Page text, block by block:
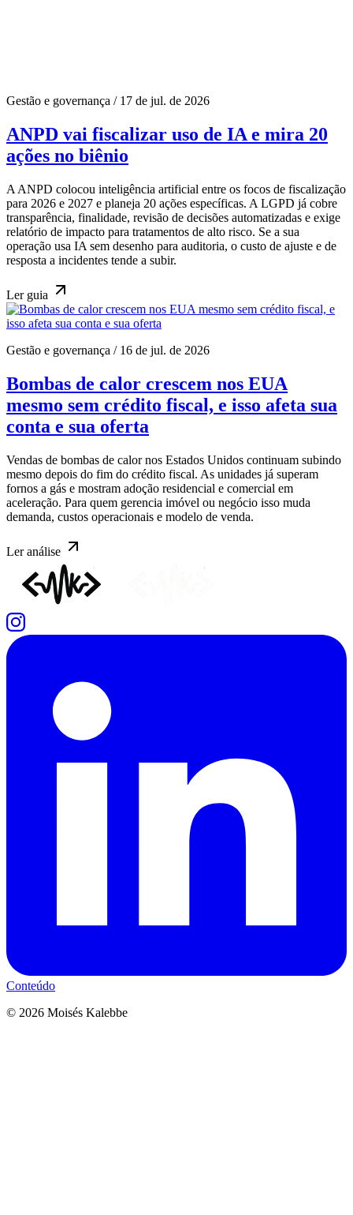
Gestão e governança / 17 de jul. de 2026
ANPD vai fiscalizar uso de IA e mira 20
ações no biênio
A ANPD colocou inteligência artificial entre os focos de fiscalização
para 2026 e 2027 e planeja 20 ações específicas. A LGPD já cobre
transparência, finalidade, revisão de decisões automatizadas e exige
relatório de impacto para tratamentos de alto risco. Se a sua
operação usa IA sem desenho para auditoria, o custo de ajuste e de
resposta a incidentes tende a subir.
Ler guia
Gestão e governança / 16 de jul. de 2026
Bombas de calor crescem nos EUA
mesmo sem crédito fiscal, e isso afeta sua
conta e sua oferta
Vendas de bombas de calor nos Estados Unidos continuam subindo
mesmo depois do fim do crédito fiscal. As unidades já superam
fornos a gás e mostram adoção residencial e comercial em
aceleração. Para quem gerencia imóvel ou negócio isso muda
demanda, custos operacionais e modelo de venda.
Leranálise
Conteúdo
© 2026 Moisés Kalebbe